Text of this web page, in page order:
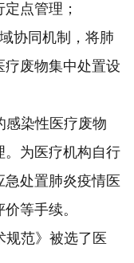
点管理；
协同机制，将肺
疗废物集中处置设
感染性医疗废物
。为医疗机构自行
处置肺炎疫情医
等手续。
规范》被选了医